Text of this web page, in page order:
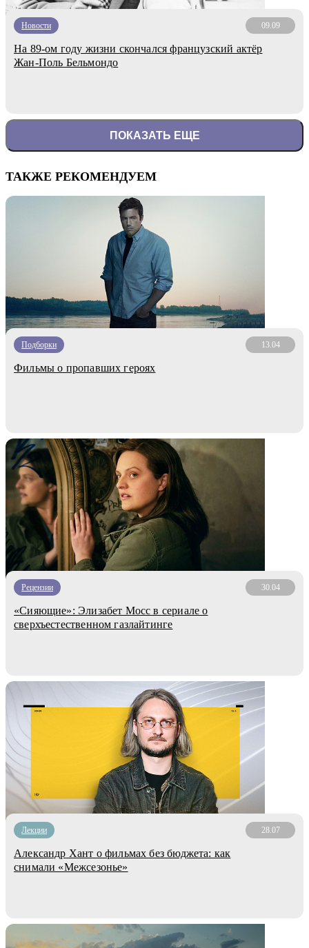
Новости 09.09
На 89-ом году жизни скончался французский актёр
Жан-Поль Бельмондо
ПОКАЗАТЬ ЕЩЕ
ТАКЖЕ РЕКОМЕНДУЕМ
Подборки 13.04
Фильмы о пропавших героях
Рецензии 30.04
«Сияющие»: Элизабет Мосс в сериале о
сверхъестественном газлайтинге
Лекции 28.07
Александр Хант о фильмах без бюджета: как
снимали «Межсезонье»